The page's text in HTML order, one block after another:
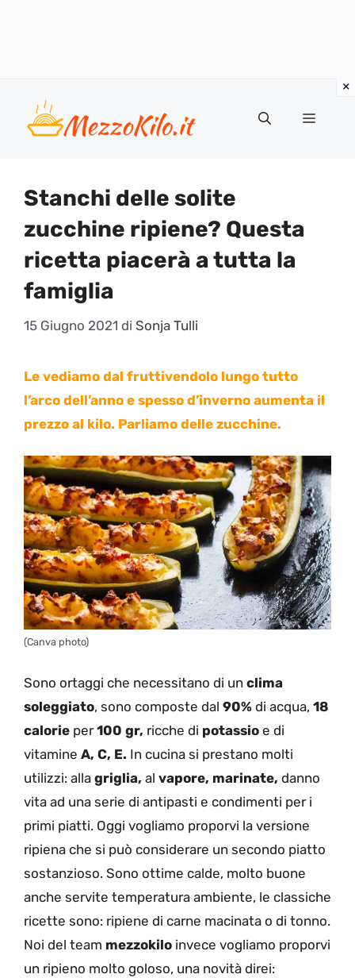
contenuto
Menu
Stanchi delle solite
zucchine ripiene? Questa
ricetta piacerà a tutta la
famiglia
15 Giugno 2021 di Sonja Tulli
Le vediamo dal fruttivendolo lungo tutto
l’arco dell’anno e spesso d’inverno aumenta il
prezzo al kilo. Parliamo delle zucchine.
(Canva photo)
Sono ortaggi che necessitano di un clima
soleggiato, sono composte dal 90% di acqua, 18
calorie per100 gr, ricche di potassio e di
vitamine A, C, E. In cucina si prestano molti
utilizzi: alla griglia, al vapore, marinate, danno
vita ad una serie di antipasti e condimenti per i
primi piatti. Oggi vogliamo proporvi la versione
ripiena che si può considerare un secondo piatto
sostanzioso. Sono ottime calde, molto buone
anche servite temperatura ambiente, le classiche
ricette sono: ripiene di carne macinata o di tonno.
Noi del team mezzokilo invece vogliamo proporvi
un ripieno molto goloso, una novità direi: